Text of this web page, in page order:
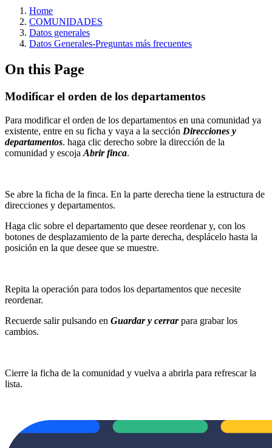
Home
COMUNIDADES
Datos generales
Datos Generales-Preguntas más frecuentes
On this Page
Modificar el orden de los departamentos
Para modificar el orden de los departamentos en una comunidad ya
existente, entre en su ficha y vaya a la sección Direcciones y
departamentos. haga clic derecho sobre la dirección de la
comunidad y escoja Abrir finca.
Se abre la ficha de la finca. En la parte derecha tiene la estructura de
direcciones y departamentos.
Haga clic sobre el departamento que desee reordenar y, con los
botones de desplazamiento de la parte derecha, desplácelo hasta la
posición en la que desee que se muestre.
Repita la operación para todos los departamentos que necesite
reordenar.
Recuerde salir pulsando en Guardar y cerrarpara grabar los
cambios.
Cierre la ficha de la comunidad y vuelva a abrirla para refrescar la
lista.